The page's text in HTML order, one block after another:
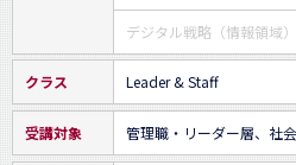
デジタル戦略（情報領域）
クラス Leader & Staff
受講対象 管理職・リーダー層、社